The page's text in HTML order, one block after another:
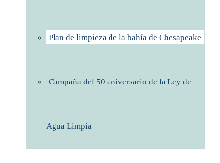
Plan de limpieza de la bahía de Chesapeake
Campaña del 50 aniversario de la Ley de
Agua Limpia